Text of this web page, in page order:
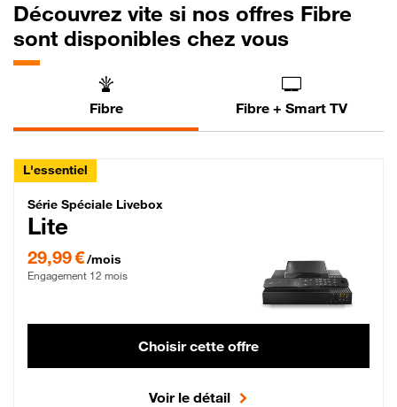
Découvrez vite si nos offres Fibre
sont disponibles chez vous
Fibre Fibre + Smart TV
L'essentiel
Série Spéciale Livebox Lite Fibre
Série Spéciale Livebox
Lite
29,99 €/mois
Engagement 12 mois
Choisir cette offre
Voir le détail